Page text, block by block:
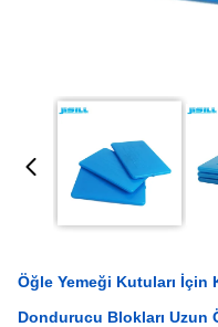
Öğle Yemeği Kutuları İçin
Dondurucu Blokları Uzun